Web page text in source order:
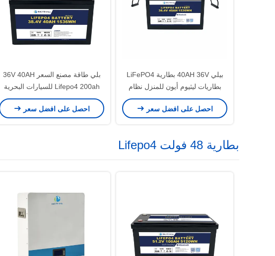
بيلي 40AH 36V بطارية LiFePO4
بطاريات ليثيوم أيون للمنزل نظام
تخزين الطاقة الشمسية
احصل على افضل سعر
بلي طاقة مصنع السعر 36V 40AH
Lifepo4 200ah للسيارات البحرية
احصل على افضل سعر
بطارية 48 فولت Lifepo4